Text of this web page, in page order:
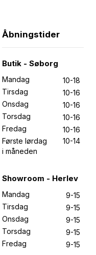
Åbningstider
Butik - Søborg
Mandag
10-18
Tirsdag
10-16
Onsdag
10-16
Torsdag
10-16
Fredag
10-16
Første lørdag
i måneden
10-14
Showroom - Herlev
Mandag
9-15
Tirsdag
9-15
Onsdag
9-15
Torsdag
9-15
Fredag
9-15